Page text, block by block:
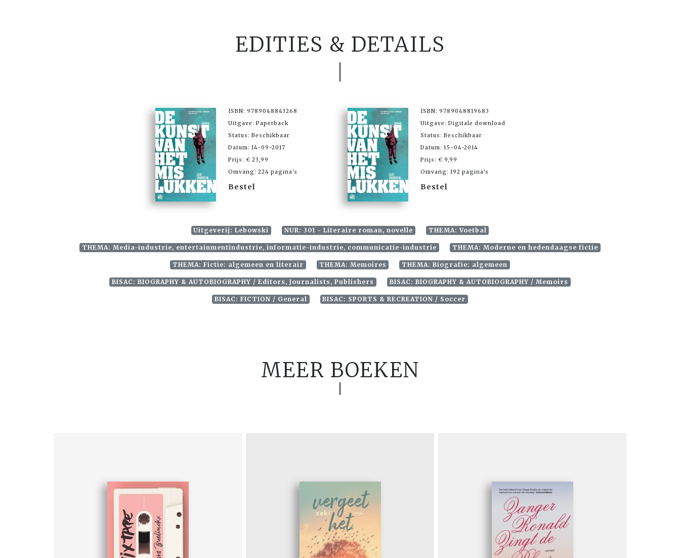
EDITIES & DETAILS
ISBN: 9789048843268
Uitgave: Paperback
Status: Beschikbaar
Datum: 14-09-2017
Prijs: € 23,99
Omvang: 224 pagina's
Bestel
ISBN: 9789048819683
Uitgave: Digitale download
Status: Beschikbaar
Datum: 15-04-2014
Prijs: € 9,99
Omvang: 192 pagina's
Bestel
Uitgeverij: Lebowski NUR: 301 - Literaire roman, novelle THEMA: Voetbal
THEMA: Media-industrie, entertainmentindustrie, informatie-industrie, communicatie-industrie THEMA: Moderne en hedendaagse fictie
THEMA: Fictie: algemeen en literair THEMA: Memoires THEMA: Biografie: algemeen
BISAC: BIOGRAPHY & AUTOBIOGRAPHY / Editors, Journalists, Publishers BISAC: BIOGRAPHY & AUTOBIOGRAPHY / Memoirs
BISAC: FICTION / General BISAC: SPORTS & RECREATION / Soccer
MEER BOEKEN